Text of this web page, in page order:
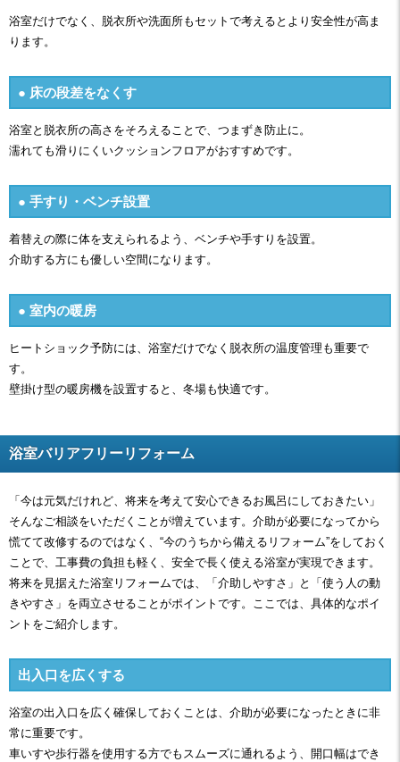
浴室だけでなく、脱衣所や洗面所もセットで考えるとより安全性が高ま
ります。
● 床の段差をなくす
浴室と脱衣所の高さをそろえることで、つまずき防止に。
濡れても滑りにくいクッションフロアがおすすめです。
● 手すり・ベンチ設置
着替えの際に体を支えられるよう、ベンチや手すりを設置。
介助する方にも優しい空間になります。
● 室内の暖房
ヒートショック予防には、浴室だけでなく脱衣所の温度管理も重要で
す。
壁掛け型の暖房機を設置すると、冬場も快適です。
浴室バリアフリーリフォーム
「今は元気だけれど、将来を考えて安心できるお風呂にしておきたい」
そんなご相談をいただくことが増えています。介助が必要になってから
慌てて改修するのではなく、“今のうちから備えるリフォーム”をしておく
ことで、工事費の負担も軽く、安全で長く使える浴室が実現できます。
将来を見据えた浴室リフォームでは、「介助しやすさ」と「使う人の動
きやすさ」を両立させることがポイントです。ここでは、具体的なポイ
ントをご紹介します。
出入口を広くする
浴室の出入口を広く確保しておくことは、介助が必要になったときに非
常に重要です。
車いすや歩行器を使用する方でもスムーズに通れるよう、開口幅はでき